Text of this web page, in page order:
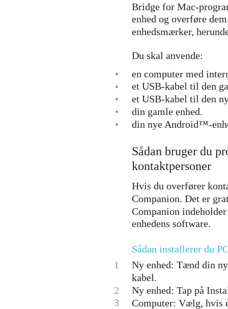
Bridge for Mac-
enhed og overføre
enhedsmærker,
Du skal anvende:
•
en computer med
•
et USB-kabel til den
•
et USB-kabel til den
•
din gamle enhed.
•
din nye Android™-
Sådan bruger du
kontaktpersoner
Hvis du overfører
Companion. Det er
Companion
enhedens software.
Sådan installerer du
1
Ny enhed: Tænd din
kabel.
2
Ny enhed: Tap på
3
Computer: Vælg, hvis